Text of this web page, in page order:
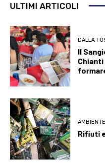
ULTIMI ARTICOLI
DALLA
Il
Rifiuti